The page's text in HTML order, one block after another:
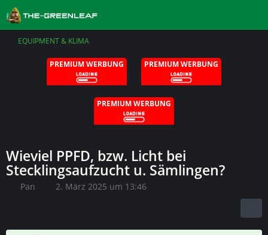
EQUIPMENT & KLIMA
PREMIUM WERBUNG PREMIUM WERBUNG
PREMIUM WERBUNG
Wieviel PPFD, bzw. Licht bei
Stecklingsaufzucht u. Sämlingen?
Pan 2. März 2025 um 13:46